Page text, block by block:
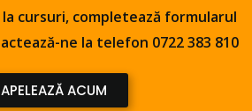
cursuri, completează formularul
ne la telefon 0722 383 810
APELEAZĂ ACUM